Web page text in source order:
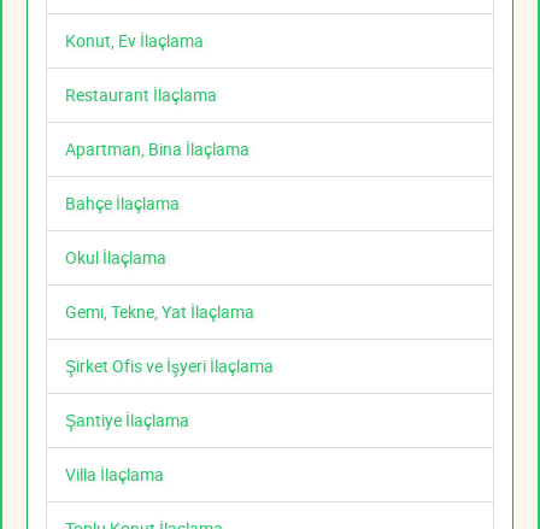
Konut, Ev İlaçlama
Restaurant İlaçlama
Apartman, Bina İlaçlama
Bahçe İlaçlama
Okul İlaçlama
Gemi, Tekne, Yat İlaçlama
Şirket Ofis ve İşyeri İlaçlama
Şantiye İlaçlama
Villa İlaçlama